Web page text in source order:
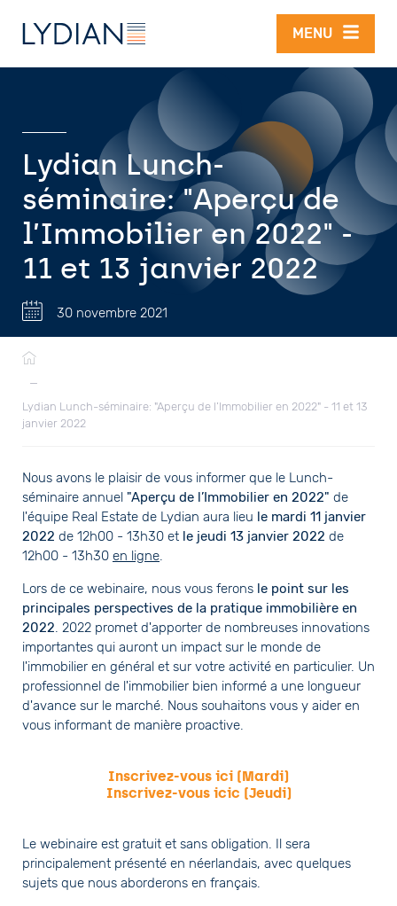
Aller au contenu principal
MENU
Fil
d'Ariane
—
Lydian Lunch-séminaire: "Aperçu de l’Immobilier en 2022" - 11 et 13
janvier 2022
Lydian Lunch-
séminaire: "Aperçu de
l’Immobilier en 2022" -
11 et 13 janvier 2022
30 novembre 2021
Nous avons le plaisir de vous informer que le Lunch-
séminaire annuel "Aperçu de l’Immobilier en 2022" de
l'équipe Real Estate de Lydian aura lieu le mardi 11 janvier
2022 de 12h00 - 13h30 et le jeudi 13 janvier 2022 de
12h00 - 13h30 en ligne
Lors de ce webinaire, nous vous ferons le point sur les
principales perspectives de la pratique immobilière en
2022 . 2022 promet d'apporter de nombreuses innovations
importantes qui auront un impact sur le monde de
l'immobilier en général et sur votre activité en particulier. Un
professionnel de l'immobilier bien informé a une longueur
d'avance sur le marché. Nous souhaitons vous y aider en
vous informant de manière proactive.
Inscrivez-vous ici (Mardi)
Inscrivez-vous icic (Jeudi)
Le webinaire est gratuit et sans obligation. Il sera
principalement présenté en néerlandais, avec quelques
sujets que nous aborderons en français.